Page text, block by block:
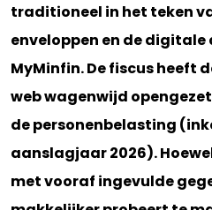
traditioneel in het teken
enveloppen en de
MyMinfin. De fiscus heeft
web wagenwijd
de personenbelasting
aanslagjaar 2026).
met vooraf ingevulde